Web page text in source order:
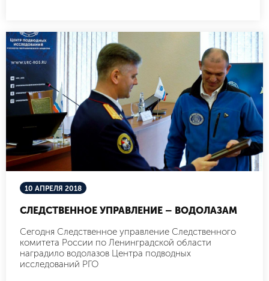
10 АПРЕЛЯ 2018
СЛЕДСТВЕННОЕ УПРАВЛЕНИЕ – ВОДОЛАЗАМ
Сегодня Следственное управление Следственного
комитета России по Ленинградской области
наградило водолазов Центра подводных
исследований РГО